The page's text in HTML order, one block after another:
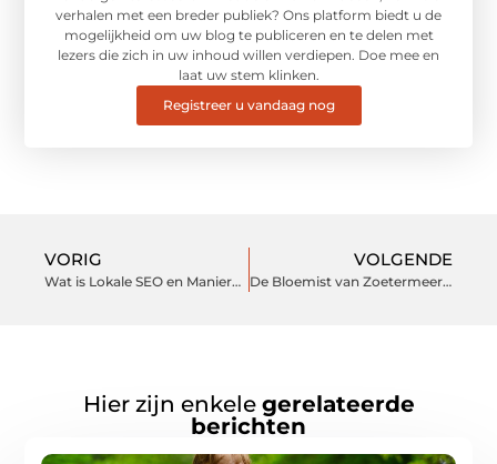
verhalen met een breder publiek? Ons platform biedt u de
mogelijkheid om uw blog te publiceren en te delen met
lezers die zich in uw inhoud willen verdiepen. Doe mee en
laat uw stem klinken.
Registreer u vandaag nog
VORIG
Wat is Lokale SEO en Manieren om het te Optimaliseren
VOLGENDE
De Bloemist van Zoetermeer Een Bloeiende Gemeenschapsondersteuning
Hier zijn enkele gerelateerde
berichten